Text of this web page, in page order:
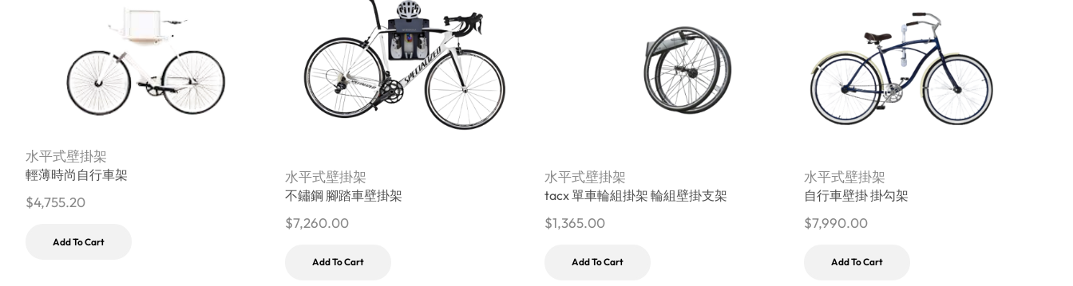
水平式壁掛架
輕薄時尚自行車架
$4,755.20
Add To Cart
水平式壁掛架
不鏽鋼 腳踏車壁掛架
$7,260.00
Add To Cart
水平式壁掛架
tacx 單車輪組掛架 輪組壁掛支架
$1,365.00
Add To Cart
水平式壁掛架
自行車壁掛 掛勾架
$7,990.00
Add To Cart